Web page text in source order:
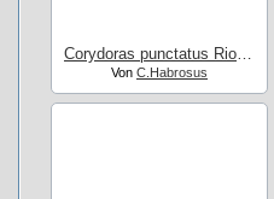
Corydoras punctatus Rio Nanay
Von C.Habrosus